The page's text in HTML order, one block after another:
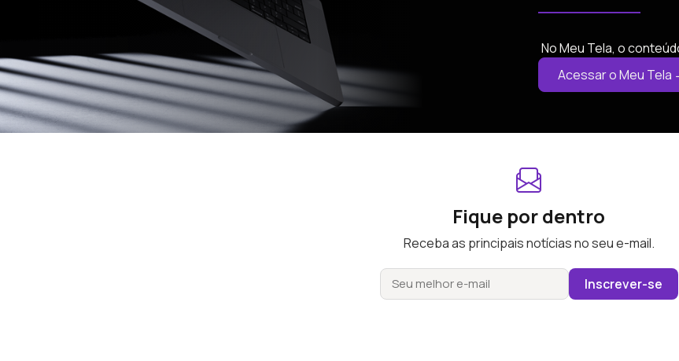
No Meu Tela, o
Acessar o Meu Tela
Fique por dentro
Receba as principais notícias no seu e-mail.
Inscrever-se